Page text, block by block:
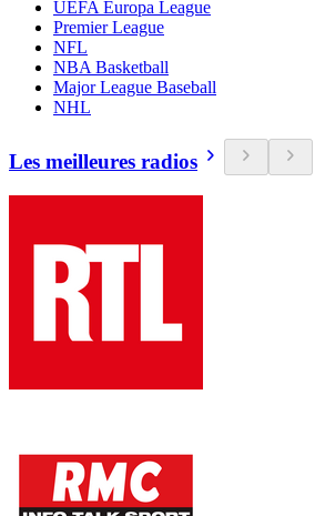
UEFA Europa League
Premier League
NFL
NBA Basketball
Major League Baseball
NHL
Les meilleures radios